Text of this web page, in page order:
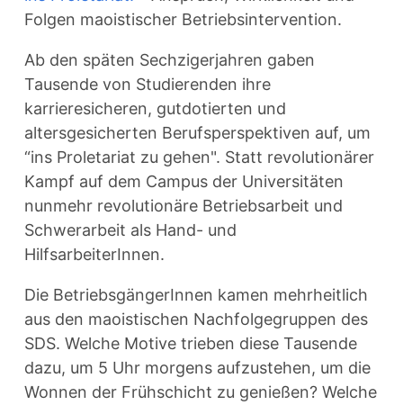
Folgen maoistischer Betriebsintervention.
Ab den späten Sechzigerjahren gaben
Tausende von Studierenden ihre
karrieresicheren, gutdotierten und
altersgesicherten Berufsperspektiven auf, um
“ins Proletariat zu gehen". Statt revolutionärer
Kampf auf dem Campus der Universitäten
nunmehr revolutionäre Betriebsarbeit und
Schwerarbeit als Hand- und
HilfsarbeiterInnen.
Die BetriebsgängerInnen kamen mehrheitlich
aus den maoistischen Nachfolgegruppen des
SDS. Welche Motive trieben diese Tausende
dazu, um 5 Uhr morgens aufzustehen, um die
Wonnen der Frühschicht zu genießen? Welche